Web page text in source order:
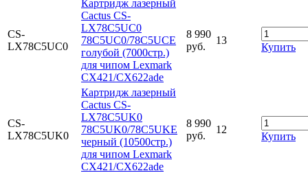
CS-
LX78C5UC0
Картридж лазерный
Cactus CS-
LX78C5UC0
78C5UC0/78C5UCE
голубой (7000стр.)
для чипом Lexmark
CX421/CX622ade
8 990
руб.
13
Купить
CS-
LX78C5UK0
Картридж лазерный
Cactus CS-
LX78C5UK0
78C5UK0/78C5UKE
черный (10500стр.)
для чипом Lexmark
CX421/CX622ade
8 990
руб.
12
Купить